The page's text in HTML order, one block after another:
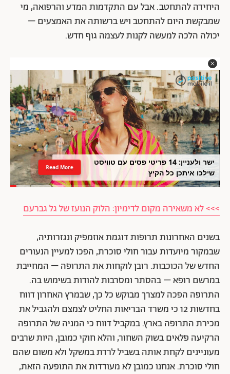
היחידה להתחטב. אבל עם התקדמות המדע והרפואה, מי
שמבקשת היום להתחטב ויש ברשותה את האמצעים –
יכולה הלכה למעשה לקנות לעצמה גוף חדש.
ישר ולעניין: 14 פריטי פסים עם טוויסט
שילכו איתכן כל הקיץ
Read More
>>> לא משאירה מקום לדימיון: הלוק הנועז של גל גברעם
בשנים האחרונות תרופות דוגמת אוזמפיק ונגזרותיה,
שבמקור מיועדות עבור חולי סוכרת, הפכו למעיין הנעורים
החדש של הכוכבות. רובן לוקחות את התרופה – המחייבת
במרשם רופא – בהסתר ומסרבות להודות בשימוש בה.
התרופה הפכה למצרך מבוקש כל כך, שבמרץ האחרון דווח
בחדשות 12 כי משרד הבריאות החליט לצמצם ולהגביל את
מכירת התרופה בארץ. במקביל דווח כי המניה של התרופה
הרקיעה פלאים בשוק השחור, והלא חוקי כמובן, היות שרבים
מעוניינים לקחת אותה בשביל לרדת במשקל ולא משום שהם
חולי סוכרת. אנחנו כמובן לא מעודדות את התופעה הזאת,